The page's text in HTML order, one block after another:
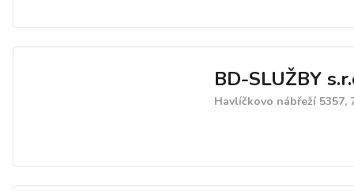
BD-SLUŽBY
Havlíčkovo nábřeží 5357,